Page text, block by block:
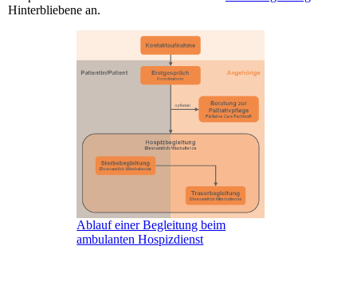
Hinterbliebene an.
Ablauf einer Begleitung beim
ambulanten Hospizdienst